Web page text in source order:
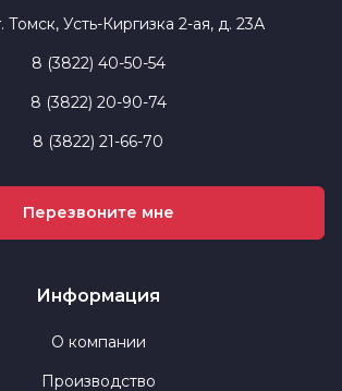
Томск, Усть-Киргизка 2-ая, д. 23А
8 (3822) 40-50-54
8 (3822) 20-90-74
8 (3822) 21-66-70
Перезвоните мне
Информация
О компании
Производство